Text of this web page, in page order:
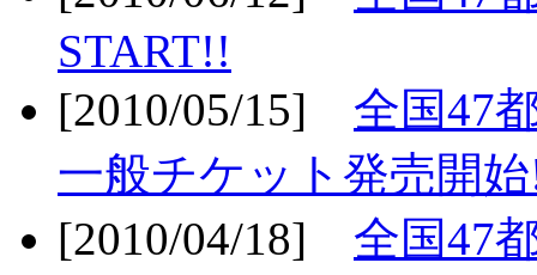
START!!
[2010/05/15] 全国47
一般チケット発売開
[2010/04/18] 全国47